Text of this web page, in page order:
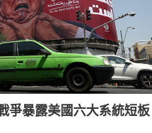
爭暴露美國六大系統短板